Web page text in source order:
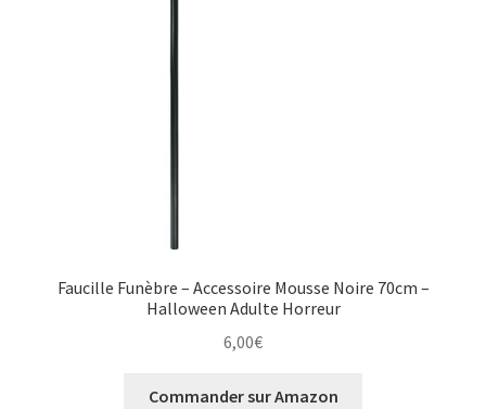
Faucille Funèbre – Accessoire Mousse Noire 70cm –
Halloween Adulte Horreur
6,00€
Commander sur Amazon